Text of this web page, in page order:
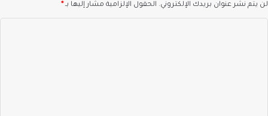
لن يتم نشر عنوان بريدك الإلكتروني. الحقول الإلزامية مشار إليها بـ*